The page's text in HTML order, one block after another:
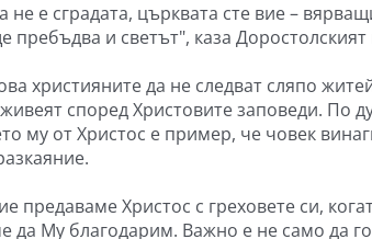
не е сградата, църквата сте вие –
пребъдва и светът", каза
християните да не следват сляпо
според Христовите заповеди. По
му от Христос е пример, че човек
предаваме Христос с греховете си,
да Му благодарим. Важно е не само да